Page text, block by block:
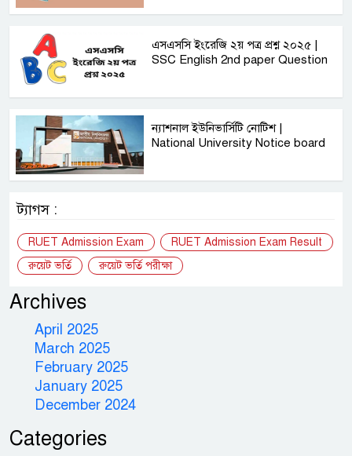
এসএসসি ইংরেজি ২য় পত্র প্রশ্ন ২০২৫ |
SSC English‌ 2nd paper Question
ন্যাশনাল ইউনিভার্সিটি নোটিশ |
National University Notice board
ট্যাগস :
RUET Admission Exam
RUET Admission Exam Result
রুয়েট ভর্তি
রুয়েট ভর্তি পরীক্ষা
Archives
April 2025
March 2025
February 2025
January 2025
December 2024
Categories